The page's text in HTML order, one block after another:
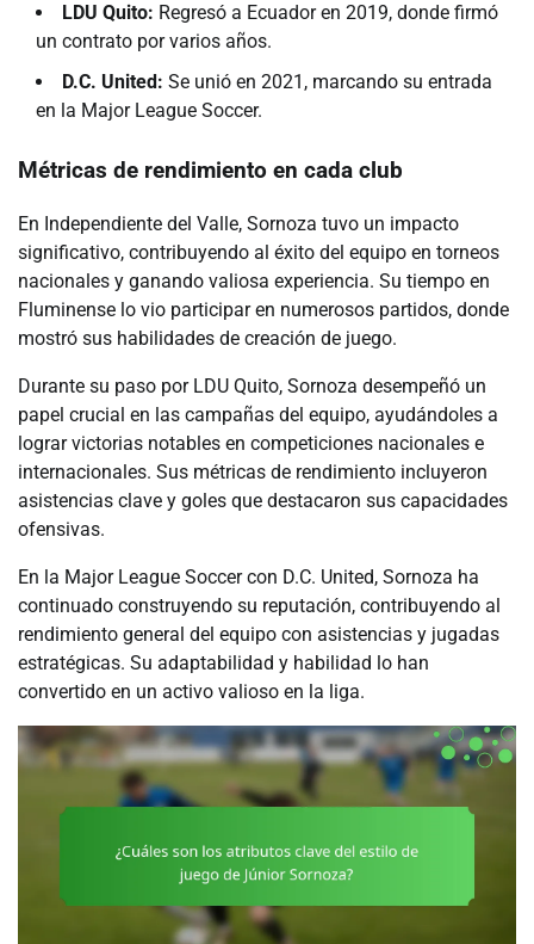
LDU Quito: Regresó a Ecuador en 2019, donde firmó
un contrato por varios años.
D.C. United: Se unió en 2021, marcando su entrada
en la Major League Soccer.
Métricas de rendimiento en cada club
En Independiente del Valle, Sornoza tuvo un impacto
significativo, contribuyendo al éxito del equipo en torneos
nacionales y ganando valiosa experiencia. Su tiempo en
Fluminense lo vio participar en numerosos partidos, donde
mostró sus habilidades de creación de juego.
Durante su paso por LDU Quito, Sornoza desempeñó un
papel crucial en las campañas del equipo, ayudándoles a
lograr victorias notables en competiciones nacionales e
internacionales. Sus métricas de rendimiento incluyeron
asistencias clave y goles que destacaron sus capacidades
ofensivas.
En la Major League Soccer con D.C. United, Sornoza ha
continuado construyendo su reputación, contribuyendo al
rendimiento general del equipo con asistencias y jugadas
estratégicas. Su adaptabilidad y habilidad lo han
convertido en un activo valioso en la liga.